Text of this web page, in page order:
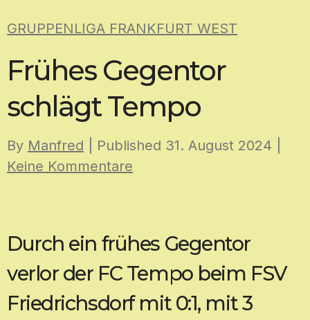
toGRUPPENLIGA FRANKFURT WEST
Frühes Gegentor
schlägt Tempo
By Manfred | Published 31. August 2024
Keine Kommentare
Durch ein frühes Gegentor
verlor der FC Tempo beim FSV
Friedrichsdorf mit 0:1, mit 3